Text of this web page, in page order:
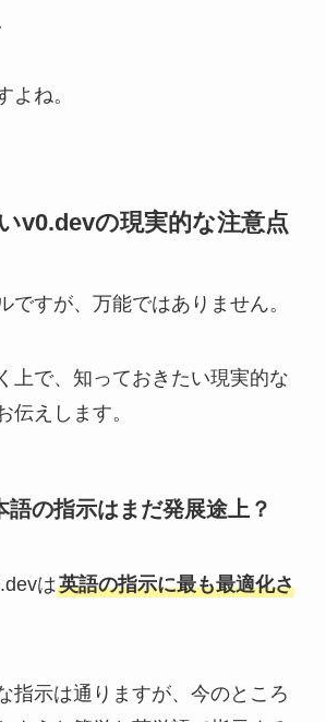
よね。
v0.devの現実的な注意点
ですが、万能ではありません。
上で、知っておきたい現実的な
伝えします。
の指示はまだ発展途上？
は英語の指示に最も最適化さ
指示は通りますが、今のところ